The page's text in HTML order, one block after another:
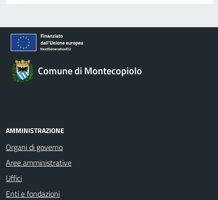
Comune di Montecopiolo
AMMINISTRAZIONE
Organi di governo
Aree amministrative
Uffici
Enti e fondazioni